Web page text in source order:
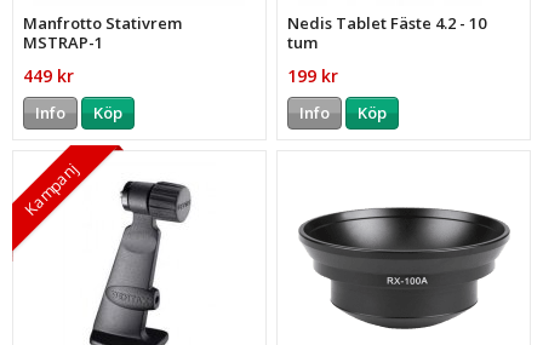
Manfrotto Stativrem
MSTRAP-1
449 kr
Info Köp
Nedis Tablet Fäste 4.2 - 10
tum
199 kr
Info Köp
Kampanj